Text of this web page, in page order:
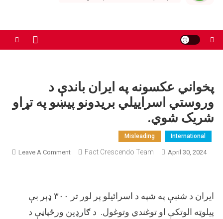
پخواني عکسونه په ایران باندې د
وروستي اسراییلي بریدونو پیښو په تړاو
شريک شوي.
International
Misleading
April 30, 2024
Fact Crescendo Team
Leave A Comment
On
ایران د شنبې په شپه د اسرائیلو پر لور تر ۳۰۰ ډېر بې
پیلوټه الوتکې او توغندي وتوغول. د ګارډین ورځپاڼې د